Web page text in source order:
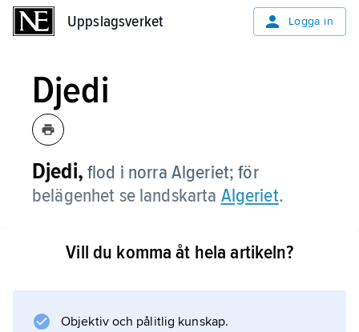
Uppslagsverket Logga in
Djedi
Djedi, flod i norra Algeriet; för
belägenhet se landskarta Algeriet.
Vill du komma åt hela artikeln?
Objektiv och pålitlig kunskap.